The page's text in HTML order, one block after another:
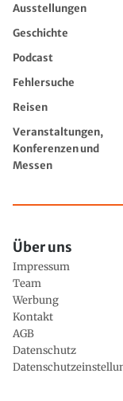
Ausstellungen
Geschichte
Podcast
Fehlersuche
Reisen
Veranstaltungen,
Konferenzen und
Messen
Über uns
Impressum
Team
Werbung
Kontakt
AGB
Datenschutz